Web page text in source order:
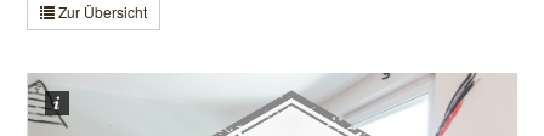
Zur Übersicht